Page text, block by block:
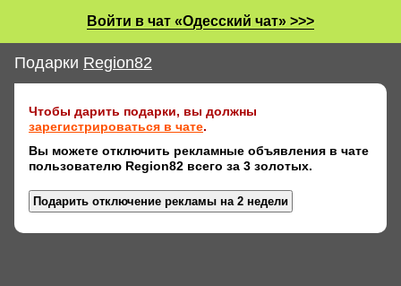
Войти в чат «Одесский чат» >>>
Подарки Region82
Чтобы дарить подарки, вы должны
зарегистрироваться в чате.
Вы можете отключить рекламные объявления в чате
пользователю Region82 всего за 3 золотых.